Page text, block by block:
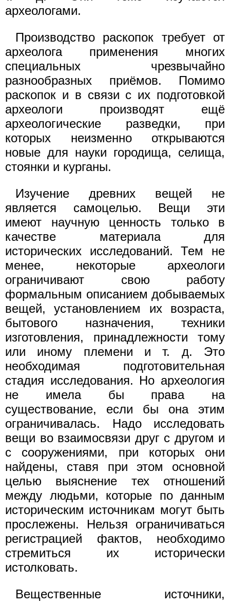
археологами.
Производство раскопок требует от
археолога применения многих
специальных чрезвычайно
разнообразных приёмов. Помимо
раскопок и в связи с их подготовкой
археологи производят ещё
археологические разведки, при
которых неизменно открываются
новые для науки городища, селища,
стоянки и курганы.
Изучение древних вещей не
является самоцелью. Вещи эти
имеют научную ценность только в
качестве материала для
исторических исследований. Тем не
менее, некоторые археологи
ограничивают свою работу
формальным описанием добываемых
вещей, установлением их возраста,
бытового назначения, техники
изготовления, принадлежности тому
или иному племени и т. д. Это
необходимая подготовительная
стадия исследования. Но археология
не имела бы права на
существование, если бы она этим
ограничивалась. Надо исследовать
вещи во взаимосвязи друг с другом и
с сооружениями, при которых они
найдены, ставя при этом основной
целью выяснение тех отношений
между людьми, которые по данным
историческим источникам могут быть
прослежены. Нельзя ограничиваться
регистрацией фактов, необходимо
стремиться их исторически
истолковать.
Вещественные источники,